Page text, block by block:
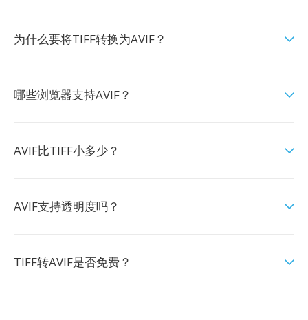
为什么要将TIFF转换为AVIF？
哪些浏览器支持AVIF？
AVIF比TIFF小多少？
AVIF支持透明度吗？
TIFF转AVIF是否免费？